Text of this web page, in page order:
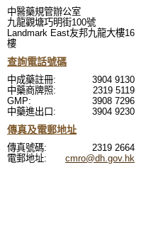
中醫藥規管辦公室
九龍觀塘巧明街100號
Landmark East友邦九龍大樓16
樓
查詢電話號碼
中成藥註冊:
3904 9130
中藥商牌照:
2319 5119
GMP:
3908 7296
中藥進出口:
3904 9230
傳真及電郵地址
傳真號碼:
2319 2664
電郵地址:
cmro@dh.gov.hk